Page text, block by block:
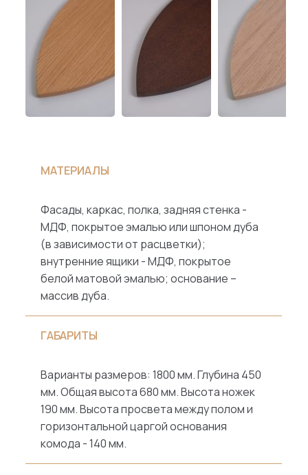
МАТЕРИАЛЫ
Фасады, каркас, полка, задняя стенка -
МДФ, покрытое эмалью или шпоном дуба
(в зависимости от расцветки);
внутренние ящики - МДФ, покрытое
белой матовой эмалью; основание –
массив дуба.
ГАБАРИТЫ
Варианты размеров: 1800 мм. Глубина 450
мм. Общая высота 680 мм. Высота ножек
190 мм. Высота просвета между полом и
горизонтальной царгой основания
комода - 140 мм.